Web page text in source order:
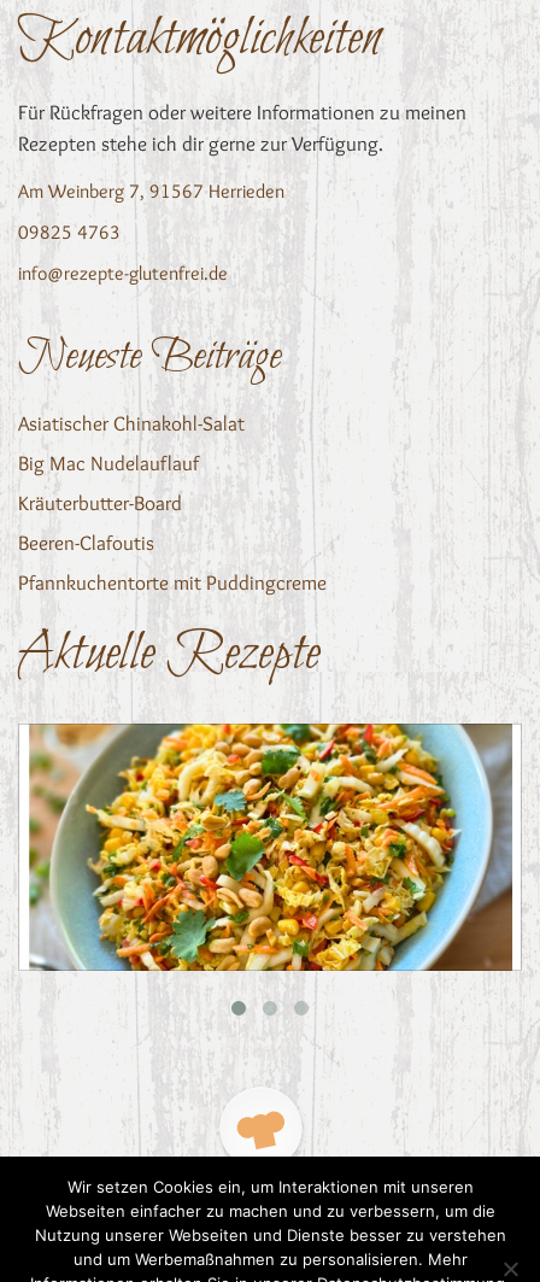
Kontaktmöglichkeiten
Für Rückfragen oder weitere Informationen zu meinen
Rezepten stehe ich dir gerne zur Verfügung.
Am Weinberg 7, 91567 Herrieden
09825 4763
info@rezepte-glutenfrei.de
Neueste Beiträge
Asiatischer Chinakohl-Salat
Big Mac Nudelauflauf
Kräuterbutter-Board
Beeren-Clafoutis
Pfannkuchentorte mit Puddingcreme
Aktuelle Rezepte
Asiatischer Chinakohl-Salat
Wir setzen Cookies ein, um Interaktionen mit unseren
Webseiten einfacher zu machen und zu verbessern, um die
Nutzung unserer Webseiten und Dienste besser zu verstehen
und um Werbemaßnahmen zu personalisieren. Mehr